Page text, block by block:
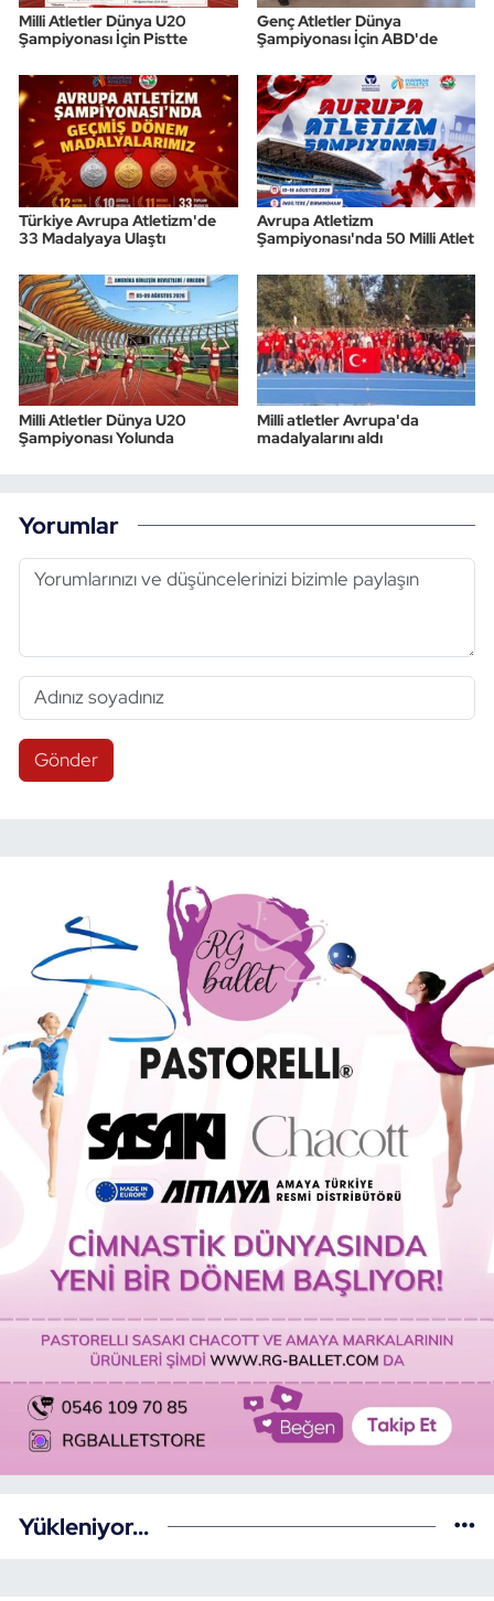
Milli Atletler Dünya U20
Şampiyonası İçin Pistte
Genç Atletler Dünya
Şampiyonası İçin ABD'de
Türkiye Avrupa Atletizm'de
33 Madalyaya Ulaştı
Avrupa Atletizm
Şampiyonası'nda 50 Milli Atlet
Milli Atletler Dünya U20
Şampiyonası Yolunda
Milli atletler Avrupa'da
madalyalarını aldı
Yorumlar
Gönder
Yükleniyor...